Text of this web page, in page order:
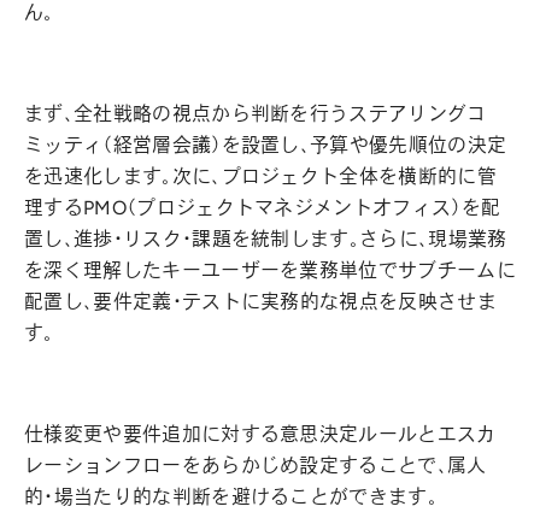
ん。
まず、全社戦略の視点から判断を行うステアリングコ
ミッティ（経営層会議）を設置し、予算や優先順位の決定
を迅速化します。次に、プロジェクト全体を横断的に管
理するPMO（プロジェクトマネジメントオフィス）を配
置し、進捗・リスク・課題を統制します。さらに、現場業務
を深く理解したキーユーザーを業務単位でサブチームに
配置し、要件定義・テストに実務的な視点を反映させま
す。
仕様変更や要件追加に対する意思決定ルールとエスカ
レーションフローをあらかじめ設定することで、属人
的・場当たり的な判断を避けることができます。